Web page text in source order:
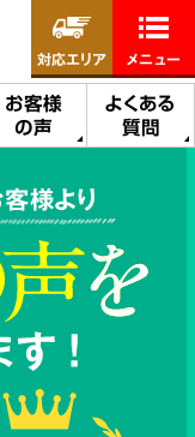
お客様
の声
よくある
質問
対応エリア メニュー
様より